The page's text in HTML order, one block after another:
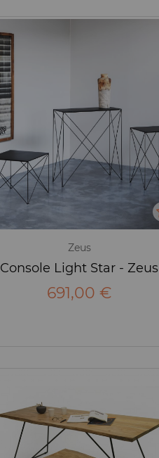
Zeus
Console Light Star - Zeus
691,00 €